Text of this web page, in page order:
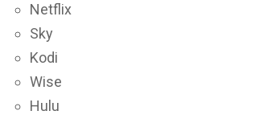
Netflix
Sky
Kodi
Wise
Hulu